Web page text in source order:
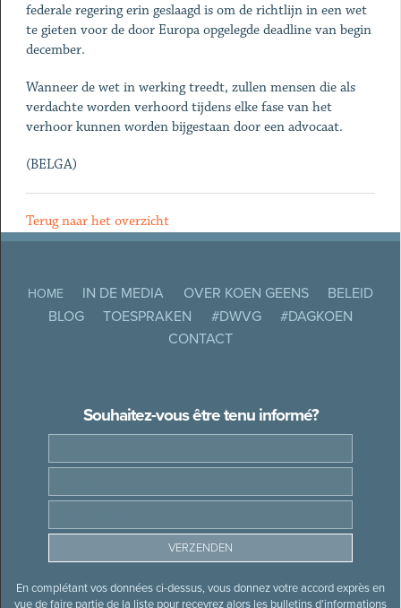
federale regering erin geslaagd is om de richtlijn in een wet
te gieten voor de door Europa opgelegde deadline van begin
december.
Wanneer de wet in werking treedt, zullen mensen die als
verdachte worden verhoord tijdens elke fase van het
verhoor kunnen worden bijgestaan door een advocaat.
(BELGA)
Terug naar het overzicht
HOME IN DE MEDIA OVER KOEN GEENS
BELEID
BLOG
TOESPRAKEN #DWVG
#DAGKOEN
CONTACT
Souhaitez-vous être tenu informé?
En complétant vos données ci-dessus, vous donnez votre accord exprès en
vue de faire partie de la liste pour recevrez alors les bulletins d’informations